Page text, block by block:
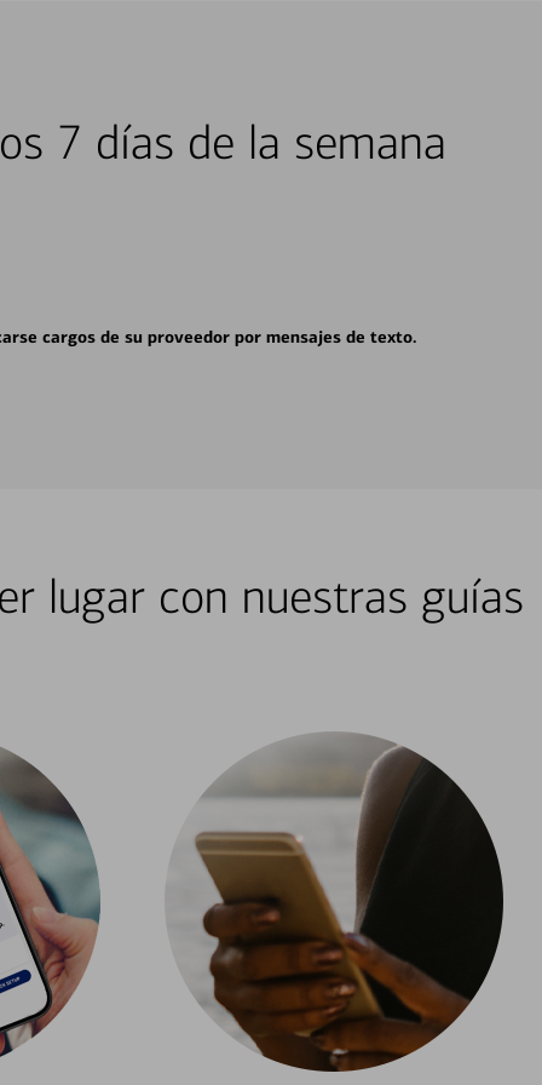
7 días de la semana
cargos de su proveedor por mensajes de texto.
lugar con nuestras guías